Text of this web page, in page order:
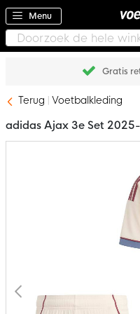
Menu
Gratis
Terug Voetbalkleding
adidas Ajax 3e Set